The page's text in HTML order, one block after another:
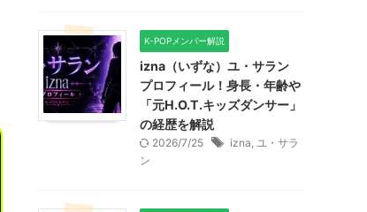
K-POPメンバー解説
izna（いずな）ユ・サラン
プロフィール！身長・年齢や
「元H.O.T.キッズダンサー」
の経歴を解説
2026/7/25 izna, ユ・サラ
ン